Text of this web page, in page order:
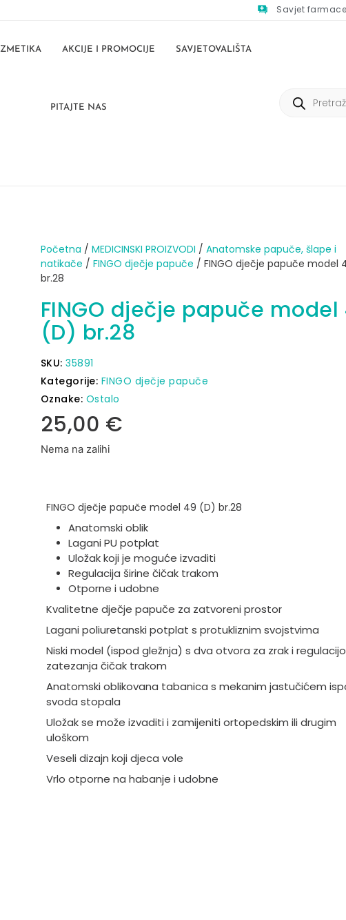
Savjet
AKCIJE I PROMOCIJE SAVJETOVALIŠTA
PITAJTE NAS
Početna / MEDICINSKI PROIZVODI / Anatomske papuče, šlape i
natikače / FINGO dječje papuče / FINGO dječje papuče model
br.28
FINGO dječje papuče model
(D) br.28
SKU: 35891
Kategorije: FINGO dječje papuče
Oznake: Ostalo
25,00 €
Nema na zalihi
FINGO dječje papuče model 49 (D) br.28
Anatomski oblik
Lagani PU potplat
Uložak koji je moguće izvaditi
Regulacija širine čičak trakom
Otporne i udobne
Kvalitetne dječje papuče za zatvoreni prostor
Lagani poliuretanski potplat s protukliznim svojstvima
Niski model (ispod gležnja) s dva otvora za zrak i
zatezanja čičak trakom
Anatomski oblikovana tabanica s mekanim jastučićem
svoda stopala
Uložak se može izvaditi i zamijeniti ortopedskim ili drugim
uloškom
Veseli dizajn koji djeca vole
Vrlo otporne na habanje i udobne